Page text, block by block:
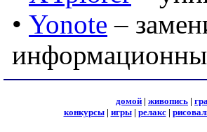
• Yonote –
домой | живопись |
конкурсы| игры| релакс|